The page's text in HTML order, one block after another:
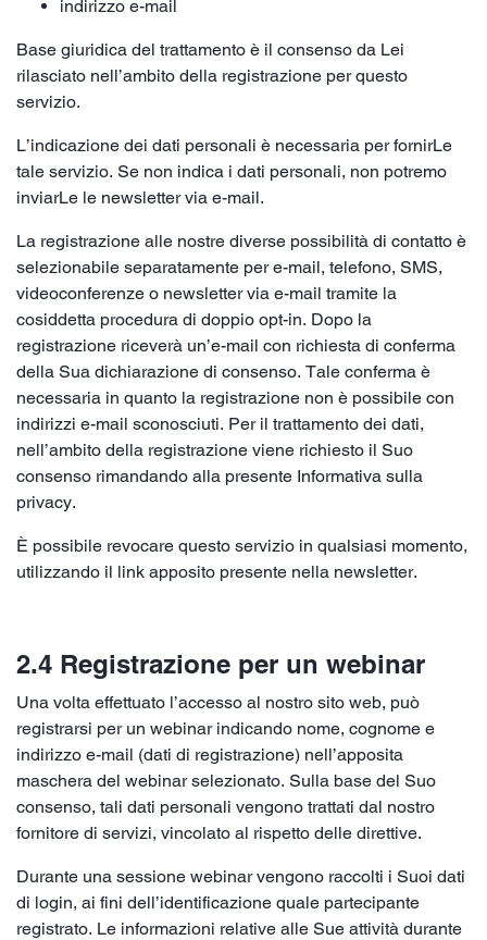
indirizzo e-mail
Base giuridica del trattamento è il consenso da Lei
rilasciato nell’ambito della registrazione per questo
servizio.
L’indicazione dei dati personali è necessaria per fornirLe
tale servizio. Se non indica i dati personali, non potremo
inviarLe le newsletter via e-mail.
La registrazione alle nostre diverse possibilità di contatto è
selezionabile separatamente per e-mail, telefono, SMS,
videoconferenze o newsletter via e-mail tramite la
cosiddetta procedura di doppio opt-in. Dopo la
registrazione riceverà un’e-mail con richiesta di conferma
della Sua dichiarazione di consenso. Tale conferma è
necessaria in quanto la registrazione non è possibile con
indirizzi e-mail sconosciuti. Per il trattamento dei dati,
nell’ambito della registrazione viene richiesto il Suo
consenso rimandando alla presente Informativa sulla
privacy.
È possibile revocare questo servizio in qualsiasi momento,
utilizzando il link apposito presente nella newsletter.
2.4 Registrazione per un webinar
Una volta effettuato l’accesso al nostro sito web, può
registrarsi per un webinar indicando nome, cognome e
indirizzo e-mail (dati di registrazione) nell’apposita
maschera del webinar selezionato. Sulla base del Suo
consenso, tali dati personali vengono trattati dal nostro
fornitore di servizi, vincolato al rispetto delle direttive.
Durante una sessione webinar vengono raccolti i Suoi dati
di login, ai fini dell’identificazione quale partecipante
registrato. Le informazioni relative alle Sue attività durante